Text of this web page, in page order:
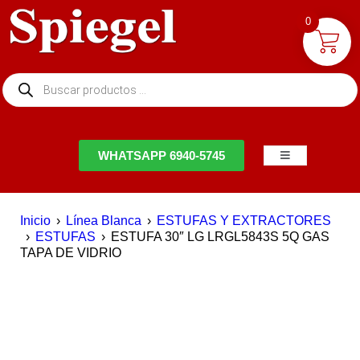
WHATSAPP 6940-5745
Inicio › Línea Blanca › ESTUFAS Y EXTRACTORES
› ESTUFAS › ESTUFA 30″ LG LRGL5843S 5Q GAS
TAPA DE VIDRIO
0